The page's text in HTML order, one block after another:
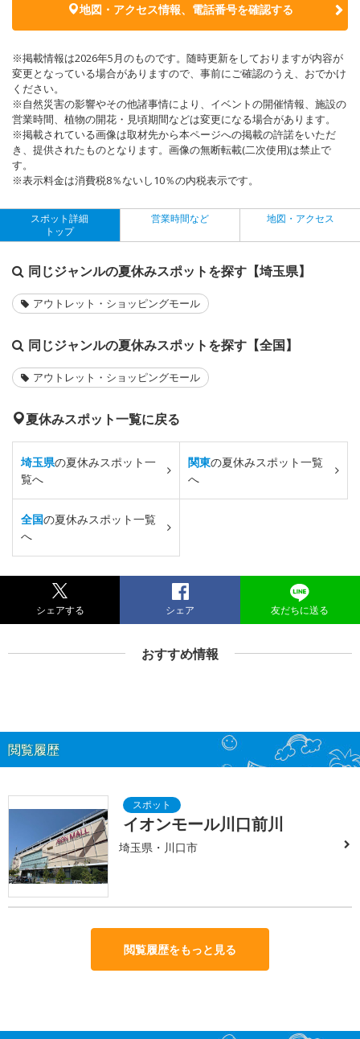
地図・アクセス情報、電話番号を確認する
※掲載情報は2026年5月のものです。随時更新をしておりますが内容が
変更となっている場合がありますので、事前にご確認のうえ、おでかけ
ください。
※自然災害の影響やその他諸事情により、イベントの開催情報、施設の
営業時間、植物の開花・見頃期間などは変更になる場合があります。
※掲載されている画像は取材先から本ページへの掲載の許諾をいただ
き、提供されたものとなります。画像の無断転載(二次使用)は禁止で
す。
※表示料金は消費税8％ないし10％の内税表示です。
スポット詳細
トップ
営業時間など 地図・アクセス
同じジャンルの夏休みスポットを探す【埼玉県】
アウトレット・ショッピングモール
同じジャンルの夏休みスポットを探す【全国】
アウトレット・ショッピングモール
夏休みスポット一覧に戻る
埼玉県の夏休みスポット一
覧へ
関東の夏休みスポット一覧
へ
全国の夏休みスポット一覧
へ
シェアする シェア 友だちに送る
おすすめ情報
閲覧履歴
イオンモール川口前川
埼玉県・川口市
閲覧履歴をもっと見る